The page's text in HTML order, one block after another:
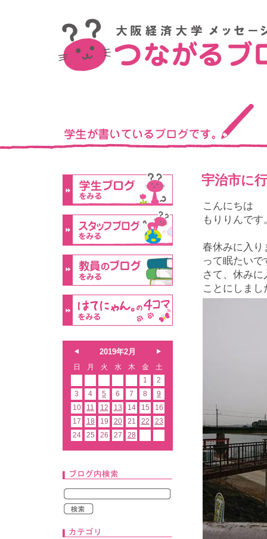
宇治市に
こんにちは
もりりんです
春休みに入り
って眠たいで
さて、休み
ことにしまし
2019年2月
日 月 火 水 木 金
土
1
2
3
4 5 6 7 8
9
10
11 12 13 14 15
16
17
18 19 20 21 22
23
24
25 26 27 28